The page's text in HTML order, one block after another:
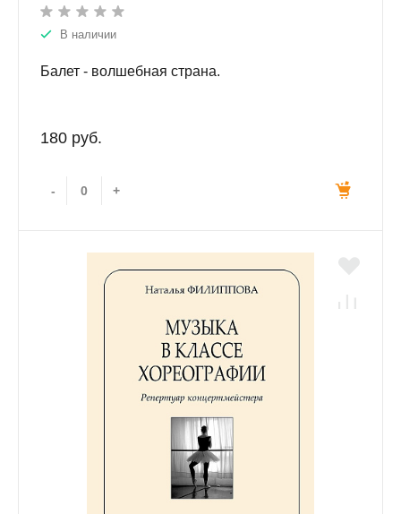
В наличии
Балет - волшебная страна.
180 руб.
- +